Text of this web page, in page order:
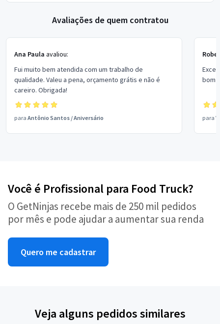
Avaliações de quem contratou
Ana Paula avaliou:
Fui muito bem atendida com um trabalho de
qualidade. Valeu a pena, orçamento grátis e não é
careiro. Obrigada!
para Antônio Santos /Aniversário
bom
para
Você é Profissional para Food Truck?
O GetNinjas recebe mais de 250 mil pedidos
por mês e pode ajudar a aumentar sua renda
Quero me cadastrar
Veja alguns pedidos similares